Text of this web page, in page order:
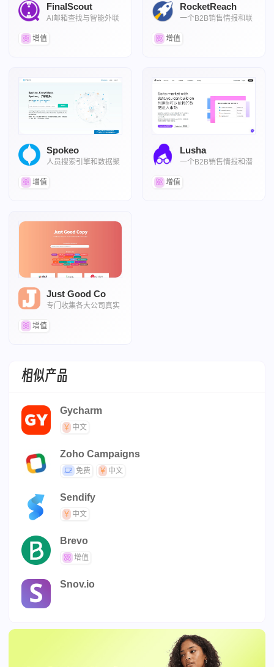
FinalScout
AI邮箱查找与智能外联
增值
RocketReach
一个B2B销售情报和联
增值
Spokeo
人员搜索引擎和数据聚
增值
Lusha
一个B2B销售情报和潜
增值
Just Good Co
专门收集各大公司真实
增值
相似产品
Gycharm
中文
Zoho Campaigns
免费 中文
Sendify
中文
Brevo
增值
Snov.io